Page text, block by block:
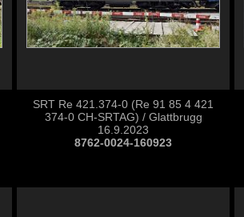
SRT Re 421.374-0 (Re 91 85 4 421
374-0 CH-SRTAG) / Glattbrugg
16.9.2023
8762-0024-160923